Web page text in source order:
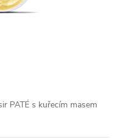
PATÉ s kuřecím masem